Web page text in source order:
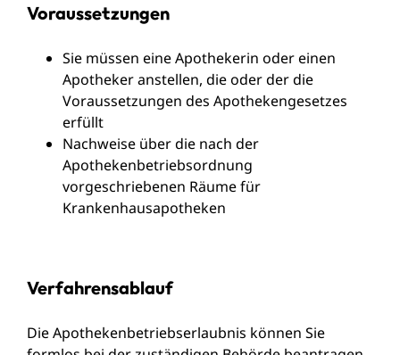
Voraussetzungen
Sie müssen eine Apothekerin oder einen
Apotheker anstellen, die oder der die
Voraussetzungen des Apothekengesetzes
erfüllt
Nachweise über die nach der
Apothekenbetriebsordnung
vorgeschriebenen Räume für
Krankenhausapotheken
Verfahrensablauf
Die Apothekenbetriebserlaubnis können Sie